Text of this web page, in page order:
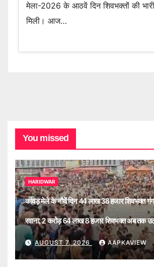
मेला-2026 के आठवें दिन शिवभक्तों की
मिली। आज…
You missed
HARIDWAR
कांवड़ मेले के नौवें दिन 44 लाख 38 हजार शिवभक्त
रवाना, 2 करोड़ 64 लाख 8 हजार शिवभक्त अब तक
AUGUST 7, 2026 AAPKAVIEW